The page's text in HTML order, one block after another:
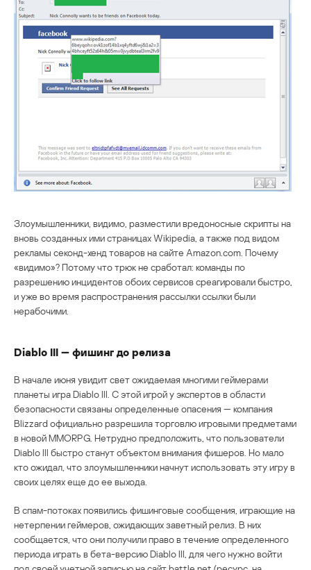
Злоумышленники, видимо, разместили вредоносные скрипты на
вновь созданных ими страницах Wikipedia, а также под видом
рекламы секонд-хенд товаров на сайте Amazon.com. Почему
«видимо»? Потому что трюк не сработал: команды по
разрешению инцидентов обоих сервисов среагировали быстро,
и уже во время распространения рассылки ссылки были
нерабочими.
Diablo III — фишинг до релиза
В начале июня увидит свет ожидаемая многими геймерами
планеты игра Diablo III. С этой игрой у экспертов в области
безопасности связаны определенные опасения — компания
Blizzard официально разрешила торговлю игровыми предметами
в новой MMORPG. Нетрудно предположить, что пользователи
Diablo III быстро станут объектом внимания фишеров. Но мало
кто ожидал, что злоумышленники начнут использовать эту игру в
своих целях еще до ее выхода.
В спам-потоках появились фишинговые сообщения, играющие на
нетерпении геймеров, ожидающих заветный релиз. В них
сообщается, что они получили право в течение определенного
периода играть в бета-версию Diablo III, для чего нужно войти